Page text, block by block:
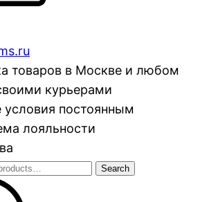
товаров в Москве и любом
курьерами
постоянным
лояльности
Search